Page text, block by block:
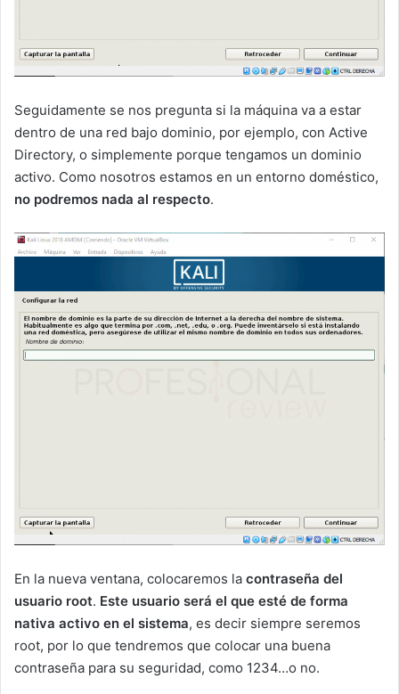
Seguidamente se nos pregunta si la máquina va a estar
dentro de una red bajo dominio, por ejemplo, con Active
Directory, o simplemente porque tengamos un dominio
activo. Como nosotros estamos en un entorno doméstico,
no podremos nada al respecto.
En la nueva ventana, colocaremos la contraseña del
usuario root. Este usuario será el que esté de forma
nativa activo en el sistema, es decir siempre seremos
root, por lo que tendremos que colocar una buena
contraseña para su seguridad, como 1234…o no.